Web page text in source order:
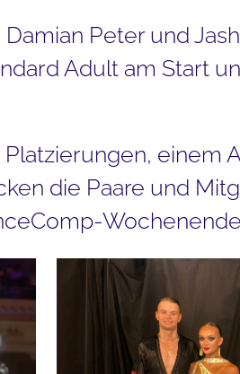
Peter und
Adult am Start
einem
die Paare und